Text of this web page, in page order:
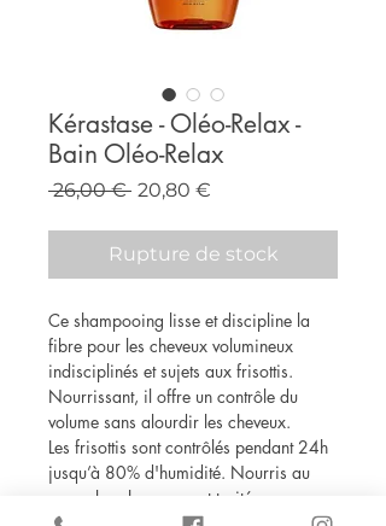
Kérastase - Oléo-Relax -
Bain Oléo-Relax
26,00 € Prix
20,80 €
Rupture de stock
Ce shampooing lisse et discipline la
fibre pour les cheveux volumineux
indisciplinés et sujets aux frisottis.
Nourrissant, il offre un contrôle du
volume sans alourdir les cheveux.
Les frisottis sont contrôlés pendant 24h
jusqu’à 80% d'humidité. Nourris au
cœur, les cheveux sont traités en